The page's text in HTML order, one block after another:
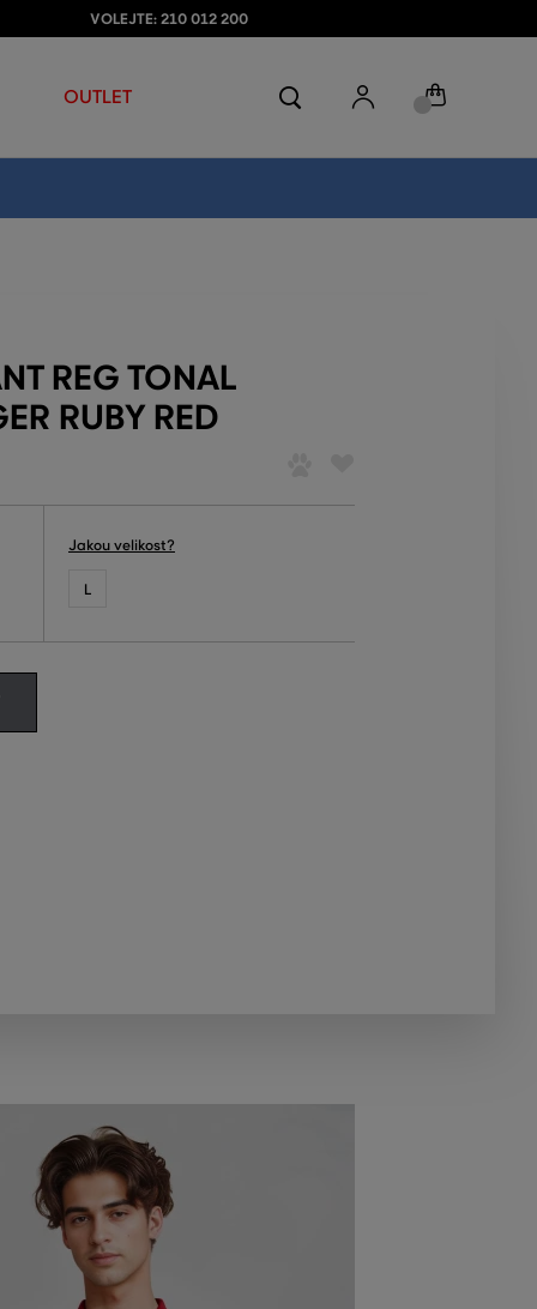
VOLEJTE: 210 012 200
OUTLET
REG TONAL
RUBY RED
Jakou velikost?
L